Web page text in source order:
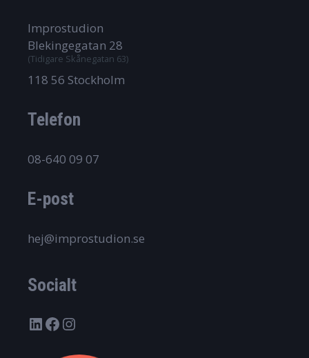
Improstudion
Blekingegatan 28
(Tidigare Skånegatan 63)
118 56 Stockholm
Telefon
08-640 09 07
E-post
hej@improstudion.se
Socialt
LinkedIn
Facebook
Instagram